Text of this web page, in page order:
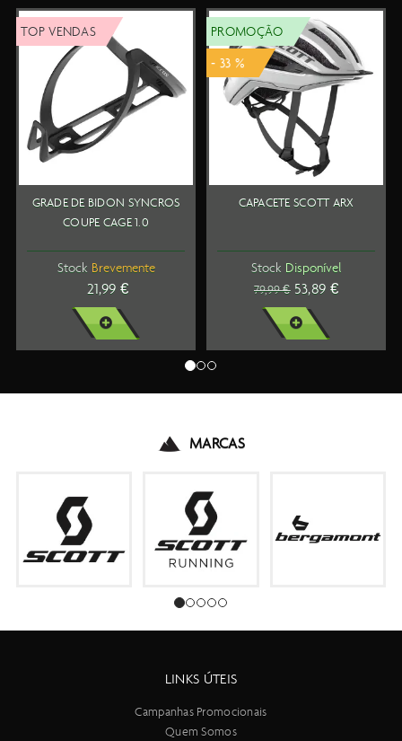
VENDAS
GRADE DE BIDON SYNCROS
COUPE CAGE 1.0
Brevemente
21,99 €
VER MAIS
PROMOÇÃO
- 33 %
CAPACETE SCOTT ARX
Disponível
79,99 € 53,89 €
VER MAIS
MARCAS
LINKS ÚTEIS
Campanhas Promocionais
Quem Somos